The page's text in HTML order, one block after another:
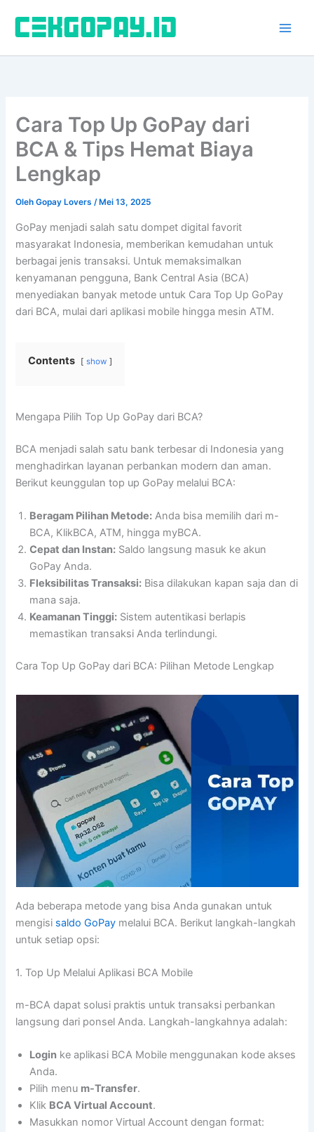
konten
Cara Top Up GoPay dari
BCA & Tips Hemat Biaya
Lengkap
OlehGopay Lovers/ Mei 13, 2025
GoPay menjadi salah satu dompet digital favorit
masyarakat Indonesia, memberikan kemudahan untuk
berbagai jenis transaksi. Untuk memaksimalkan
kenyamanan pengguna, Bank Central Asia (BCA)
menyediakan banyak metode untuk Cara Top Up GoPay
dari BCA, mulai dari aplikasi mobile hingga mesin ATM.
Contents show
Mengapa Pilih Top Up GoPay dari BCA?
BCA menjadi salah satu bank terbesar di Indonesia yang
menghadirkan layanan perbankan modern dan aman.
Berikut keunggulan top up GoPay melalui BCA:
Beragam Pilihan Metode: Anda bisa memilih dari m-
BCA, KlikBCA, ATM, hingga myBCA.
Cepat dan Instan: Saldo langsung masuk ke akun
GoPay Anda.
Fleksibilitas Transaksi: Bisa dilakukan kapan saja dan di
mana saja.
Keamanan Tinggi: Sistem autentikasi berlapis
memastikan transaksi Anda terlindungi.
Cara Top Up GoPay dari BCA: Pilihan Metode Lengkap
Ada beberapa metode yang bisa Anda gunakan untuk
mengisi saldo GoPay melalui BCA. Berikut langkah-langkah
untuk setiap opsi:
1. Top Up Melalui Aplikasi BCA Mobile
m-BCA dapat solusi praktis untuk transaksi perbankan
langsung dari ponsel Anda. Langkah-langkahnya adalah:
Login ke aplikasi BCA Mobile menggunakan kode akses
Anda.
Pilih menu m-Transfer.
Klik BCA Virtual Account.
Masukkan nomor Virtual Account dengan format: